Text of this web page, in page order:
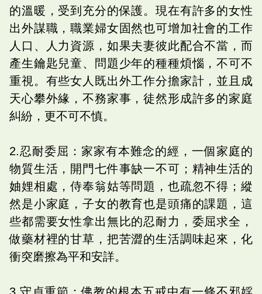
的溫暖，受到充分的保護。現在有許多的女性
出外謀職，職業婦女固然也可增加社會的工作
人口、人力資源，如果夫妻彼此配合不當，而
產生鑰匙兒童、問題少年的種種煩惱，不可不
重視。有些女人既出外工作分擔家計，並且成
天心攀外緣，不務家事，徒然形成許多的家庭
糾紛，更不可不慎。
2.忍耐委屈：家家有本難念的經，一個家庭的
物質生活，開門七件事缺一不可；精神生活的
妯娌相處，侍奉翁姑等問題，也疏忽不得；縱
然是小家庭，子女的教育也是頭痛的課題，這
些都需要女性拿出無比的忍耐力，委屈求全，
做藥材裡的甘草，把苦澀的生活調味起來，化
衝突磨擦為平和安詳。